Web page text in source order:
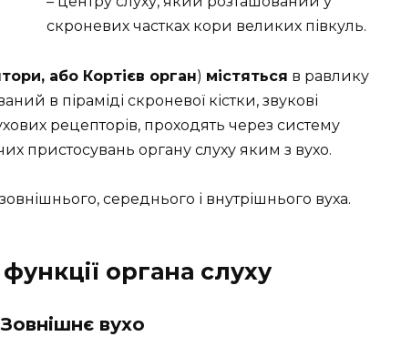
скроневих частках кори великих півкуль.
або Кортієв орган) містяться в равлику
в піраміді скроневої кістки, звукові
рецепторів, проходять через систему
пристосувань органу слуху яким з вухо.
зовнішнього, середнього і внутрішнього вуха.
органа слуху
Зовнішнє вухо